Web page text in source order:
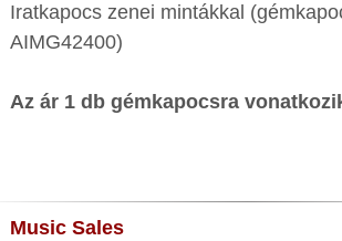
Iratkapocs zenei mintákkal
AIMG42400)
Az ár 1 db gémkapocsra
Music Sales